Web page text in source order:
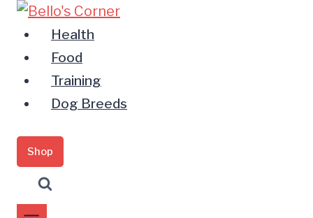
Zum
Inhalt
springen
Health
Food
Training
Dog Breeds
Shop